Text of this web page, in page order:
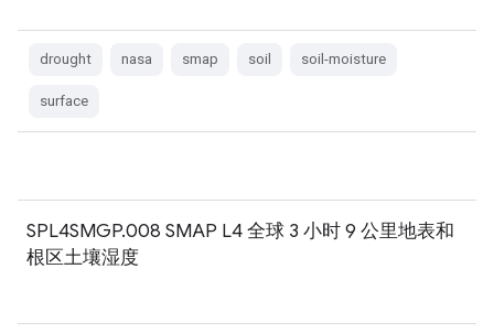
drought nasa smap soil soil-moisture
surface
SPL4SMGP.008 SMAP L4 全球 3 小时 9 公里地表和
根区土壤湿度